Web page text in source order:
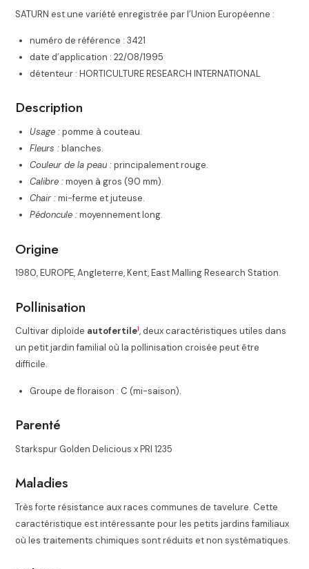
SATURN est une variété enregistrée par l’Union Européenne :
numéro de référence : 3421
date d’application : 22/08/1995
détenteur : HORTICULTURE RESEARCH INTERNATIONAL
Description
Usage :pomme à couteau.
Fleurs :blanches.
Couleur de la peau :principalement rouge.
Calibre :moyen à gros (90 mm).
Chair :mi-ferme et juteuse.
Pédoncule :moyennement long.
Origine
1980, EUROPE, Angleterre, Kent, East Malling Research Station.
Pollinisation
Cultivar diploïde autofertile1, deux caractéristiques utiles dans
un petit jardin familial où la pollinisation croisée peut être
difficile.
Groupe de floraison : C (mi-saison).
Parenté
Starkspur Golden Delicious x PRI 1235
Maladies
Très forte résistance aux races communes de tavelure. Cette
caractéristique est intéressante pour les petits jardins familiaux
où les traitements chimiques sont réduits et non systématiques.